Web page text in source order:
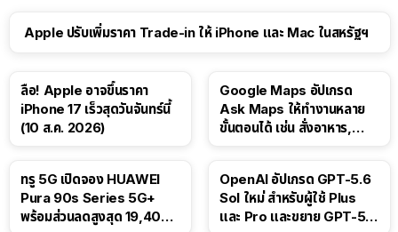
Apple ปรับเพิ่มราคา Trade-in ให้ iPhone และ Mac ในสหรัฐฯ
ลือ! Apple อาจขึ้นราคา
iPhone 17 เร็วสุดวันจันทร์นี้
(10 ส.ค. 2026)
Google Maps อัปเกรด
Ask Maps ให้ทำงานหลาย
ขั้นตอนได้ เช่น สั่งอาหาร,
ทรู 5G เปิดจอง HUAWEI
Pura 90s Series 5G+
พร้อมส่วนลดสูงสุด 19,400
OpenAI อัปเกรด GPT-5.6
Sol ใหม่ สำหรับผู้ใช้ Plus
และ Pro และขยาย GPT-5.6